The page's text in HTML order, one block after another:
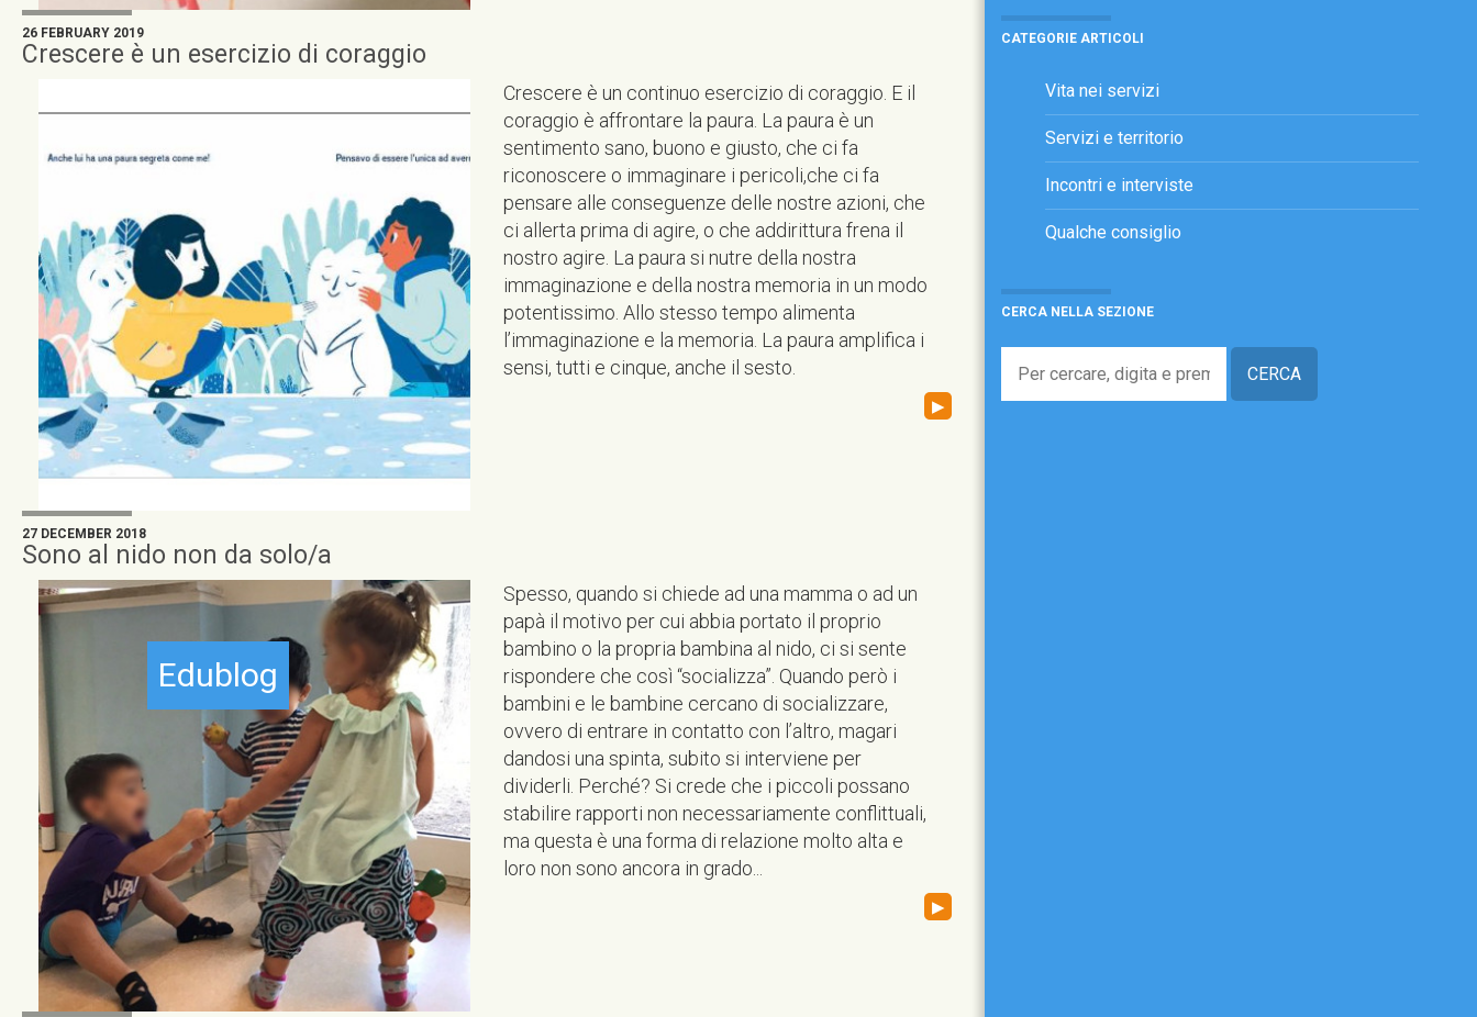
Edublog
26 FEBRUARY 2019
Crescere è un esercizio di coraggio
Crescere è un continuo esercizio di coraggio. E il
coraggio è affrontare la paura. La paura è un
sentimento sano, buono e giusto, che ci fa
riconoscere o immaginare i pericoli,che ci fa
pensare alle conseguenze delle nostre azioni, che
ci allerta prima di agire, o che addirittura frena il
nostro agire. La paura si nutre della nostra
immaginazione e della nostra memoria in un modo
potentissimo. Allo stesso tempo alimenta
l’immaginazione e la memoria. La paura amplifica i
sensi, tutti e cinque, anche il sesto.
▸
27 DECEMBER 2018
Sono al nido non da solo/a
Spesso, quando si chiede ad una mamma o ad un
papà il motivo per cui abbia portato il proprio
bambino o la propria bambina al nido, ci si sente
rispondere che così “socializza”. Quando però i
bambini e le bambine cercano di socializzare,
ovvero di entrare in contatto con l’altro, magari
dandosi una spinta, subito si interviene per
dividerli. Perché? Si crede che i piccoli possano
stabilire rapporti non necessariamente conflittuali,
ma questa è una forma di relazione molto alta e
loro non sono ancora in grado...
▸
CATEGORIE ARTICOLI
Vita nei servizi
Servizi e territorio
Incontri e interviste
Qualche consiglio
CERCA NELLA SEZIONE